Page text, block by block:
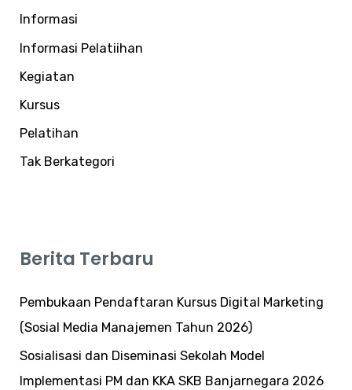
Informasi
Informasi Pelatiihan
Kegiatan
Kursus
Pelatihan
Tak Berkategori
Berita Terbaru
Pembukaan Pendaftaran Kursus Digital Marketing
(Sosial Media Manajemen Tahun 2026)
Sosialisasi dan Diseminasi Sekolah Model
Implementasi PM dan KKA SKB Banjarnegara 2026